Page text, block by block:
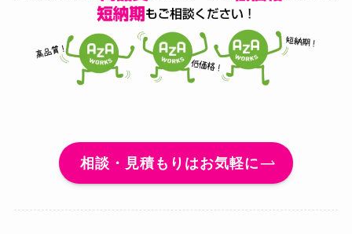
相談・見積もりはお気軽に